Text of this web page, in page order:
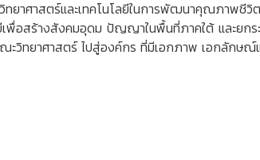
ยาศาสตร์และเทคโนโลยีในการพัฒนาคุณภาพชี
ลยีเพื่อสร้างสังคมอุดม ปัญญาในพื้นที่ภาคใต้ แล
ณะวิทยาศาสตร์ ไปสู่องค์กร ที่มีเอกภาพ เอกลักษ